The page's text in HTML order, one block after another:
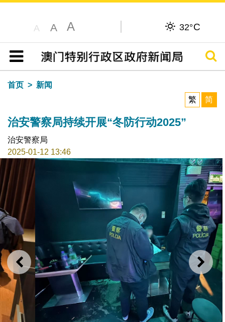
A A A 32°C
目录
搜寻
首页
新闻
繁
简
治安警察局持续开展“冬防行动2025”
治安警察局
2025-01-12 13:46
上一则 下一